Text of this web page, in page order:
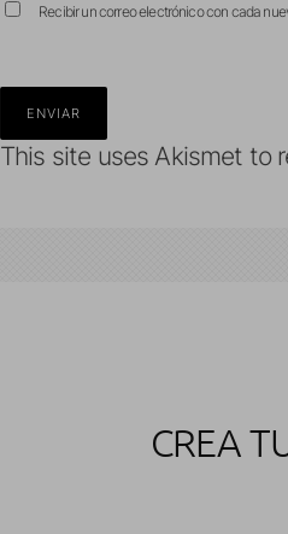
Recibir un correo electrónico con cada
This site uses Akismet to
CREA